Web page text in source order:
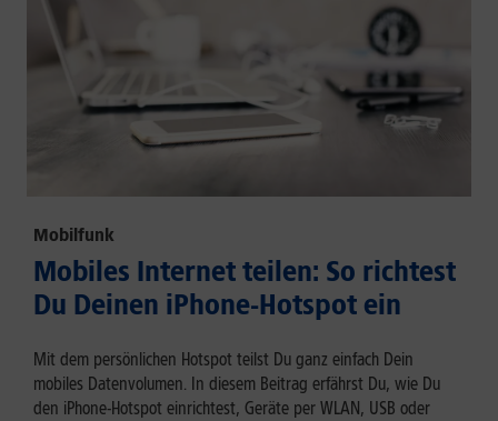
Mobilfunk
Mobiles Internet teilen: So richtest
Du Deinen iPhone-Hotspot ein
Mit dem persönlichen Hotspot teilst Du ganz einfach Dein
mobiles Datenvolumen. In diesem Beitrag erfährst Du, wie Du
den iPhone-Hotspot einrichtest, Geräte per WLAN, USB oder